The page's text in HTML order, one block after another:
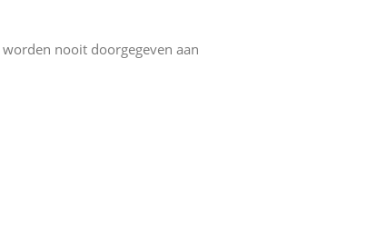
nooit doorgegeven aan